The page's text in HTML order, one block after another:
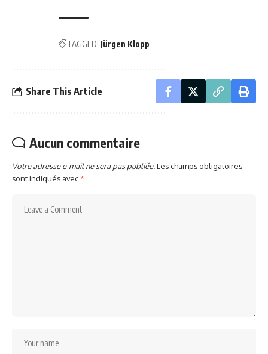
TAGGED: Jürgen Klopp
Share This Article
Aucun commentaire
Votre adresse e-mail ne sera pas publiée.Les champs obligatoires
sont indiqués avec*